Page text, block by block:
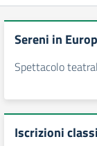
Sereni in
Spettacolo
Iscrizioni